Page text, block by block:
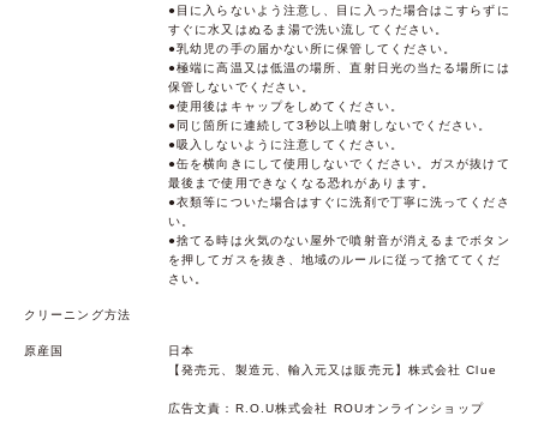
●目に入らないよう注意し、目に入った場合はこすらずに
すぐに水又はぬるま湯で洗い流してください。
●乳幼児の手の届かない所に保管してください。
●極端に高温又は低温の場所、直射日光の当たる場所には
保管しないでください。
●使用後はキャップをしめてください。
●同じ箇所に連続して3秒以上噴射しないでください。
●吸入しないように注意してください。
●缶を横向きにして使用しないでください。ガスが抜けて
最後まで使用できなくなる恐れがあります。
●衣類等についた場合はすぐに洗剤で丁寧に洗ってくださ
い。
●捨てる時は火気のない屋外で噴射音が消えるまでボタン
を押してガスを抜き、地域のルールに従って捨ててくだ
さい。
クリーニング方法
原産国
日本
【発売元、製造元、輸入元又は販売元】株式会社 Clue
広告文責：R.O.U株式会社 ROUオンラインショップ